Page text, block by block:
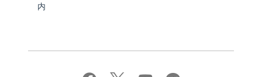
内